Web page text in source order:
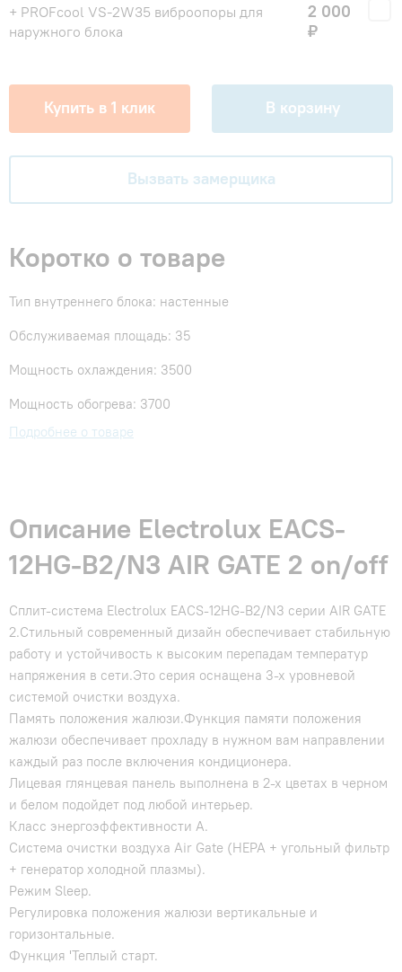
+ PROFcool VS-2W35 виброопоры для
наружного блока
2 000
₽
Купить в 1 клик В корзину
Вызвать замерщика
Коротко о товаре
Тип внутреннего блока: настенные
Обслуживаемая площадь: 35
Мощность охлаждения: 3500
Мощность обогрева: 3700
Подробнее о товаре
Описание Electrolux EACS-
12HG-B2/N3 AIR GATE 2 on/off
Сплит-система Electrolux EACS-12HG-B2/N3 серии AIR GATE
2.Стильный современный дизайн обеспечивает стабильную
работу и устойчивость к высоким перепадам температур
напряжения в сети.Это серия оснащена 3-х уровневой
системой очистки воздуха.
Память положения жалюзи.Функция памяти положения
жалюзи обеспечивает прохладу в нужном вам направлении
каждый раз после включения кондиционера.
Лицевая глянцевая панель выполнена в 2-х цветах в черном
и белом подойдет под любой интерьер.
Класс энергоэффективности А.
Система очистки воздуха Air Gate (HEPA + угольный фильтр
+ генератор холодной плазмы).
Режим Sleep.
Регулировка положения жалюзи вертикальные и
горизонтальные.
Функция 'Теплый старт.